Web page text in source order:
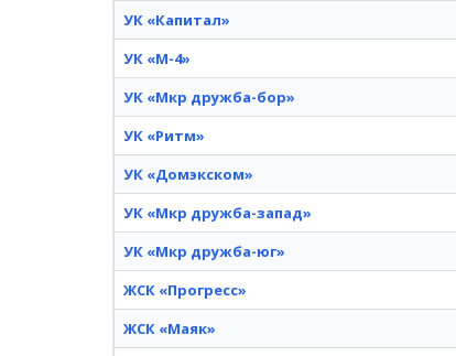
УК «Капитал»
УК «М-4»
УК «Мкр дружба-бор»
УК «Ритм»
УК «Домэкском»
УК «Мкр дружба-запад»
УК «Мкр дружба-юг»
ЖСК «Прогресс»
ЖСК «Маяк»